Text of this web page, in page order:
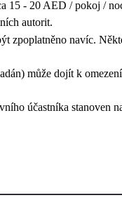
15 - 20 AED / pokoj /
autorit.
zpoplatněno navíc.
může dojít k
účastníka stanoven